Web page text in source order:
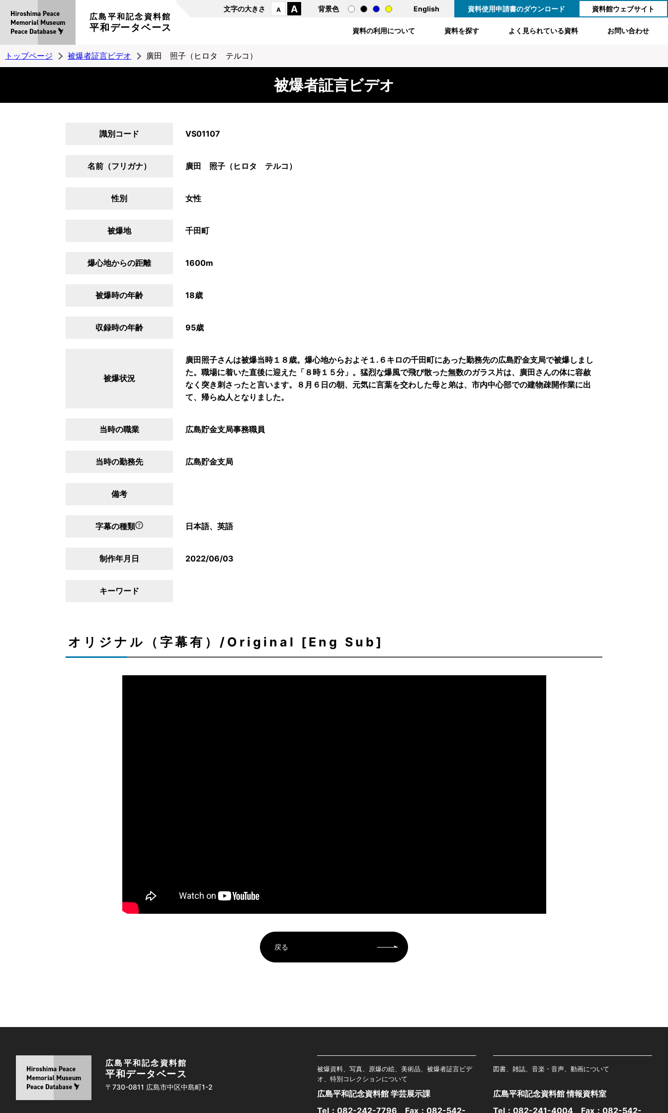
広島平和記念資料館
平和データベース
文字の大きさ A A 背景色 English 資料使用申請書のダウンロード 資料館ウェブサイト
資料の利用について 資料を探す よく見られている資料 お問い合わせ
トップページ 被爆者証言ビデオ 廣田 照子（ヒロタ テルコ）
被爆者証言ビデオ
識別コード VS01107
名前（フリガナ） 廣田 照子（ヒロタ テルコ）
性別 女性
被爆地 千田町
爆心地からの距離 1600m
被爆時の年齢 18歳
収録時の年齢 95歳
被爆状況
廣田照子さんは被爆当時１８歳。爆心地からおよそ１.６キロの千田町にあった勤務先の広島貯金支局で被爆しまし
た。職場に着いた直後に迎えた「８時１５分」。猛烈な爆風で飛び散った無数のガラス片は、廣田さんの体に容赦
なく突き刺さったと言います。８月６日の朝、元気に言葉を交わした母と弟は、市内中心部での建物疎開作業に出
て、帰らぬ人となりました。
当時の職業 広島貯金支局事務職員
当時の勤務先 広島貯金支局
備考
字幕の種類 日本語、英語
制作年月日 2022/06/03
キーワード
オリジナル（字幕有）/Original [Eng Sub]
戻る
広島平和記念資料館
平和データベース
〒730-0811 広島市中区中島町1-2
被爆資料、写真、原爆の絵、美術品、被爆者証言ビデ
オ、特別コレクションについて
広島平和記念資料館 学芸展示課
Tel： 082-242-7796 Fax：082-542-
図書、雑誌、音楽・音声、動画について
広島平和記念資料館 情報資料室
Tel： 082-241-4004 Fax：082-542-